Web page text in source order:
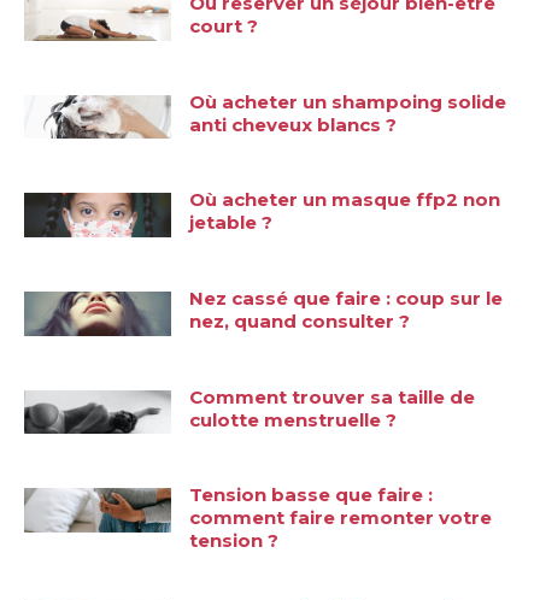
court ?
Où acheter un shampoing solide
anti cheveux blancs ?
Où acheter un masque ffp2 non
jetable ?
Nez cassé que faire : coup sur le
nez, quand consulter ?
Comment trouver sa taille de
culotte menstruelle ?
Tension basse que faire :
comment faire remonter votre
tension ?